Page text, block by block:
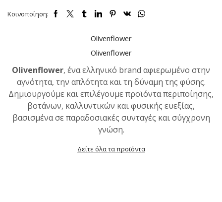
Κοινοποίηση:
Olivenflower
Olivenflower
Olivenflower, ένα ελληνικό brand αφιερωμένο στην
αγνότητα, την απλότητα και τη δύναμη της φύσης.
Δημιουργούμε και επιλέγουμε προϊόντα περιποίησης,
βοτάνων, καλλυντικών και φυσικής ευεξίας,
βασισμένα σε παραδοσιακές συνταγές και σύγχρονη
γνώση.
Δείτε όλα τα προϊόντα